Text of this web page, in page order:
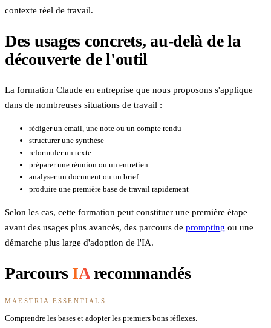
contexte réel de travail.
Des usages concrets, au-delà de la
découverte de l'outil
La formation Claude en entreprise que nous proposons s'applique
dans de nombreuses situations de travail :
rédiger un email, une note ou un compte rendu
structurer une synthèse
reformuler un texte
préparer une réunion ou un entretien
analyser un document ou un brief
produire une première base de travail rapidement
Selon les cas, cette formation peut constituer une première étape
avant des usages plus avancés, des parcours de prompting ou une
démarche plus large d'adoption de l'IA.
Parcours IArecommandés
MAESTRIA ESSENTIALS
Comprendre les bases et adopter les premiers bons réflexes.